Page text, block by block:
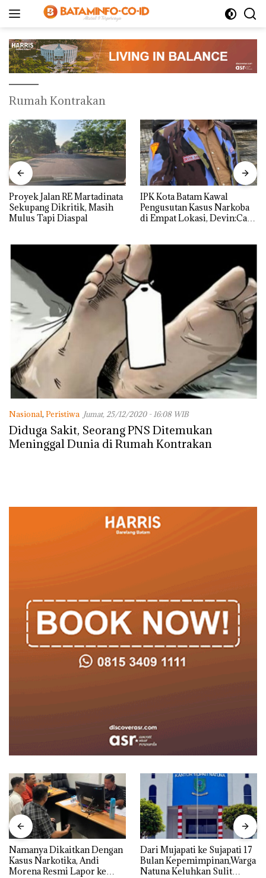
Rumah Kontrakan
Proyek Jalan RE Martadinata
Sekupang Dikritik, Masih
Mulus Tapi Diaspal
IPK Kota Batam Kawal
Pengusutan Kasus Narkoba
di Empat Lokasi, Devin:Cari
Nasional, Peristiwa Jumat, 25/12/2020 - 16:08 WIB
Diduga Sakit, Seorang PNS Ditemukan
Meninggal Dunia di Rumah Kontrakan
Namanya Dikaitkan Dengan
Kasus Narkotika, Andi
Morena Resmi Lapor ke
Dari Mujapati ke Sujapati 17
Bulan Kepemimpinan,Warga
Natuna Keluhkan Sulit